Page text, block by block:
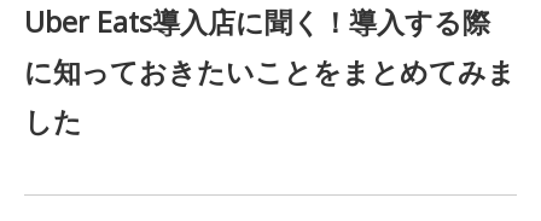
Uber Eats導入店に聞く！導入する際
に知っておきたいことをまとめてみま
した